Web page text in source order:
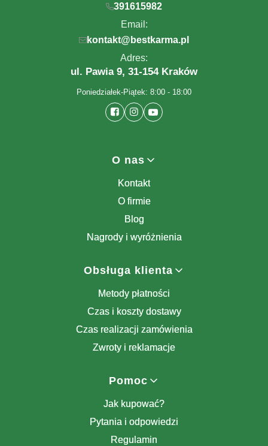
391615982
Email:
kontakt@bestkarma.pl
Adres:
ul. Pawia 9, 31-154 Kraków
Poniedziałek-Piątek: 8:00 - 18:00
O nas
Kontakt
O firmie
Blog
Nagrody i wyróżnienia
Obsługa klienta
Metody płatności
Czas i koszty dostawy
Czas realizacji zamówienia
Zwroty i reklamacje
Pomoc
Jak kupować?
Pytania i odpowiedzi
Regulamin